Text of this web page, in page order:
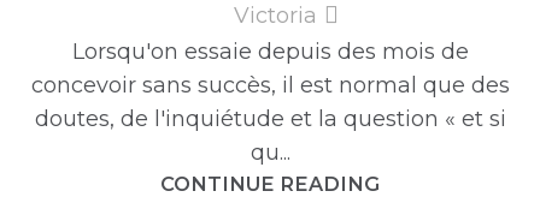
Victoria
Lorsqu'on essaie depuis des mois de
concevoir sans succès, il est normal que des
doutes, de l'inquiétude et la question « et si
qu...
CONTINUE READING